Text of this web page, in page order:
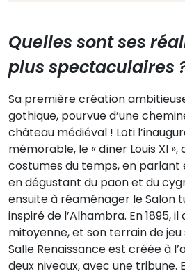
Quelles sont ses
plus spectaculaires
Sa première création
gothique, pourvue d’une
château médiéval ! Loti
mémorable, le « dîner Louis XI »,
costumes du temps, en parlant
en dégustant du paon et du
ensuite à réaménager le Salon
inspiré de l’Alhambra. En 1895,
mitoyenne, et son terrain de jeu
Salle Renaissance est créée à
deux niveaux, avec une tribune.